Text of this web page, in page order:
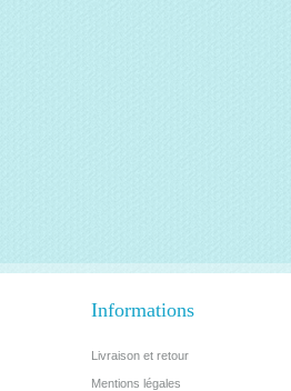
Informations
Livraison et retour
Mentions légales